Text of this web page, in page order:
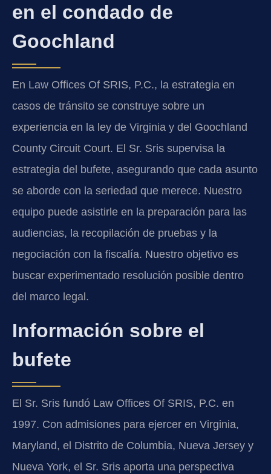
en el condado de
Goochland
En Law Offices Of SRIS, P.C., la estrategia en
casos de tránsito se construye sobre un
experiencia en la ley de Virginia y del Goochland
County Circuit Court. El Sr. Sris supervisa la
estrategia del bufete, asegurando que cada asunto
se aborde con la seriedad que merece. Nuestro
equipo puede asistirle en la preparación para las
audiencias, la recopilación de pruebas y la
negociación con la fiscalía. Nuestro objetivo es
buscar experimentado resolución posible dentro
del marco legal.
Información sobre el
bufete
El Sr. Sris fundó Law Offices Of SRIS, P.C. en
1997. Con admisiones para ejercer en Virginia,
Maryland, el Distrito de Columbia, Nueva Jersey y
Nueva York, el Sr. Sris aporta una perspectiva